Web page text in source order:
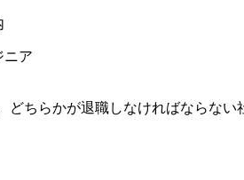
ニア
どちらかが退職しなければならない